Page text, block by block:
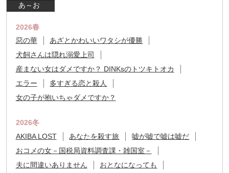
あ～お
2026春
惡の華
あざとかわいいワタシが優勝
犬飼さんは隠れ溺愛上司
産まない女はダメですか？ DINKsのトツキトオカ
エラー
多すぎる恋と殺人
女の子が抱いちゃダメですか？
2026冬
AKIBA LOST
あなたを殺す旅
嘘が嘘で嘘は嘘だ
おコメの女－国税局資料調査課・雑国室－
夫に間違いありません
おとなになっても